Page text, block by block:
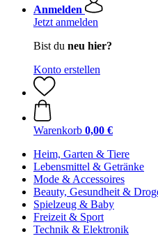
Anmelden
Jetzt anmelden
Bist du neu hier?
Konto erstellen
Warenkorb 0,00 €
Heim, Garten & Tiere
Lebensmittel & Getränke
Mode & Accessoires
Beauty, Gesundheit &
Spielzeug & Baby
Freizeit & Sport
Technik & Elektronik